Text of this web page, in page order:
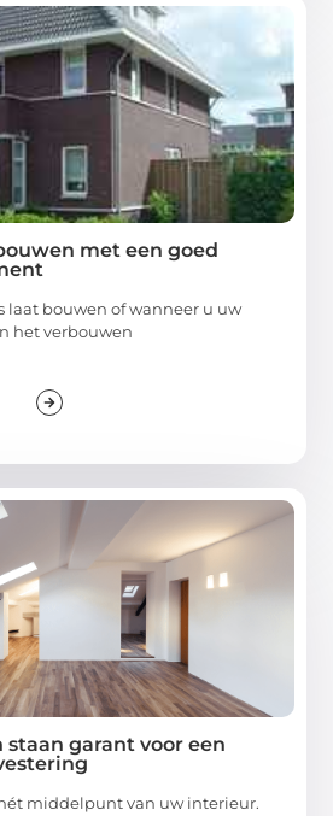
met een goed
laat bouwen of wanneer u uw
het verbouwen
staan garant voor een
middelpunt van uw interieur.